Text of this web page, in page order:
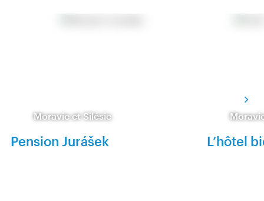
Moravie et Silésie
Pension Jurášek L’hôtel